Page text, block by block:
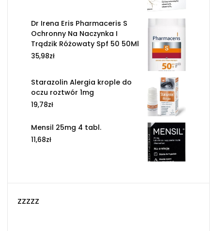
Dr Irena Eris Pharmaceris S
Ochronny Na Naczynka I
Trądzik Różowaty Spf 50 50Ml
35,98zł
Starazolin Alergia krople do
oczu roztwór 1mg
19,78zł
Mensil 25mg 4 tabl.
11,68zł
zzzzz